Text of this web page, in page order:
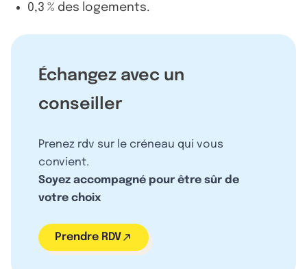
0,3 % des logements.
Échangez avec un
conseiller
Prenez rdv sur le créneau qui vous
convient.
Soyez accompagné pour être sûr de
votre choix
Prendre RDV